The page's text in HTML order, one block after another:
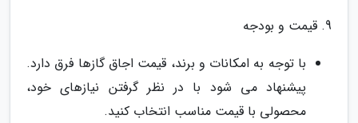
9. قیمت و بودجه
با توجه به امکانات و برند، قیمت اجاق گازها فرق دارد.
پیشنهاد می شود با در نظر گرفتن نیازهای خود،
محصولی با قیمت مناسب انتخاب کنید.